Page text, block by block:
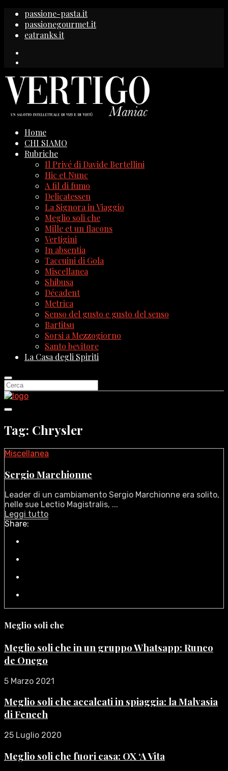
passione-pasta.it
passionegourmet.it
eatranks.it
Home
CHI SIAMO
Rubriche
Il Privé di Davide Bertellini
Hic et Nunc
A fil di fumo
Delicatessen
La Signora in Viaggio
Meglio soli che
Mille et un flacons
Vertigini
In absentia
Taccuini di Gola
Miscellanea
Shibusa
Décadent
Metrica
Senso del gusto e gusto del senso
Bartitsu
Sorsi a Mezzogiorno
Santo bevitore
La Casa degli Spiriti
Tag: Chrysler
Miscellanea
Sergio Marchionne
Leader di un cambiamento Sergio Marchionne era solito,
nelle sue Lectio Magistralis, ...
Leggi tutto
Share:
Meglio soli che
Meglio soli che in un gruppo Whatsapp: Runco
de Onego
5 Marzo 2021
Meglio soli che accalcati in spiaggia: la Malvasia
di Fenech
25 Luglio 2020
Meglio soli che fuori casa: OX ‘A Vita